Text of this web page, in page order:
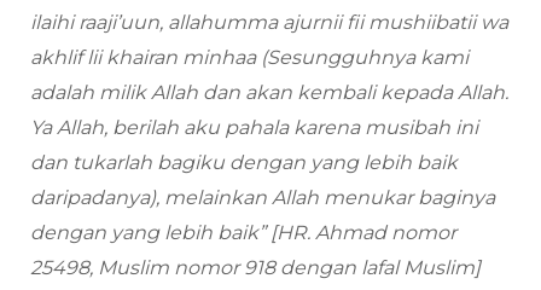
ilaihi raaji’uun, allahumma ajurnii fii mushiibatii wa
akhlif lii khairan minhaa (Sesungguhnya kami
adalah milik Allah dan akan kembali kepada Allah.
Ya Allah, berilah aku pahala karena musibah ini
dan tukarlah bagiku dengan yang lebih baik
daripadanya), melainkan Allah menukar baginya
dengan yang lebih baik” [HR. Ahmad nomor
25498, Muslim nomor 918 dengan lafal Muslim]